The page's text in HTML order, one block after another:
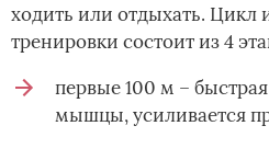
ходить или отдыхать. Цикл
тренировки состоит из 4
первые 100 м –
мышцы, усиливается